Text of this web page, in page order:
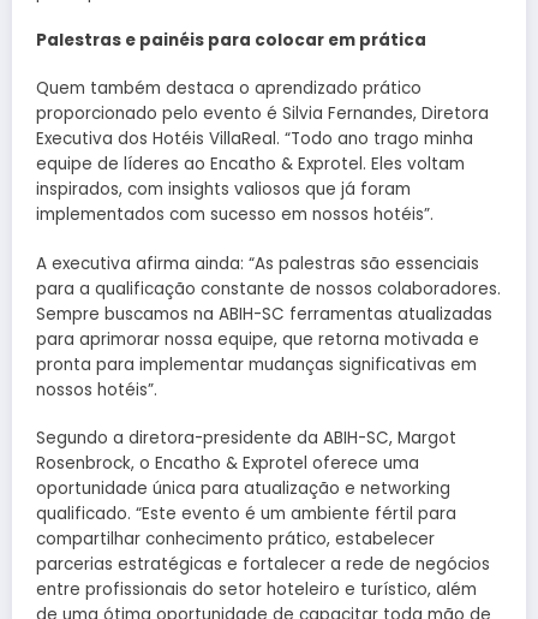
Palestras e painéis para colocar em prática
Quem também destaca o aprendizado prático
proporcionado pelo evento é Silvia Fernandes, Diretora
Executiva dos Hotéis VillaReal. “Todo ano trago minha
equipe de líderes ao Encatho & Exprotel. Eles voltam
inspirados, com insights valiosos que já foram
implementados com sucesso em nossos hotéis”.
A executiva afirma ainda: “As palestras são essenciais
para a qualificação constante de nossos colaboradores.
Sempre buscamos na ABIH-SC ferramentas atualizadas
para aprimorar nossa equipe, que retorna motivada e
pronta para implementar mudanças significativas em
nossos hotéis”.
Segundo a diretora-presidente da ABIH-SC, Margot
Rosenbrock, o Encatho & Exprotel oferece uma
oportunidade única para atualização e networking
qualificado. “Este evento é um ambiente fértil para
compartilhar conhecimento prático, estabelecer
parcerias estratégicas e fortalecer a rede de negócios
entre profissionais do setor hoteleiro e turístico, além